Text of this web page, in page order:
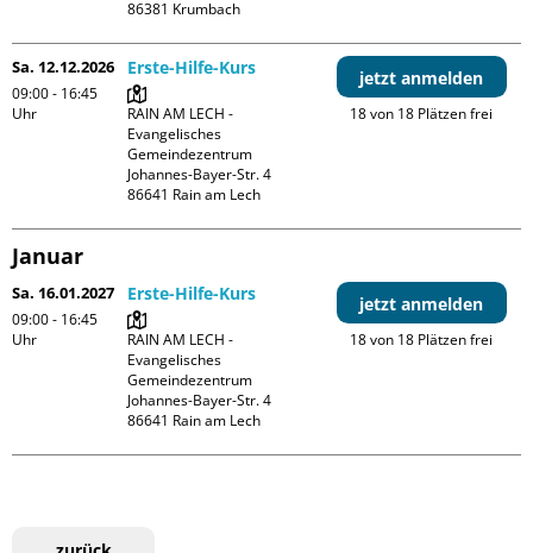
Sa. 12.12.2026
09:00 - 16:45
Uhr
Erste-Hilfe-Kurs
RAIN AM LECH -
Evangelisches
Gemeindezentrum
Johannes-Bayer-Str. 4
jetzt anmelden
18 von 18 Plätzen frei
Januar
Sa. 16.01.2027
09:00 - 16:45
Uhr
Erste-Hilfe-Kurs
RAIN AM LECH -
Evangelisches
Gemeindezentrum
Johannes-Bayer-Str. 4
jetzt anmelden
18 von 18 Plätzen frei